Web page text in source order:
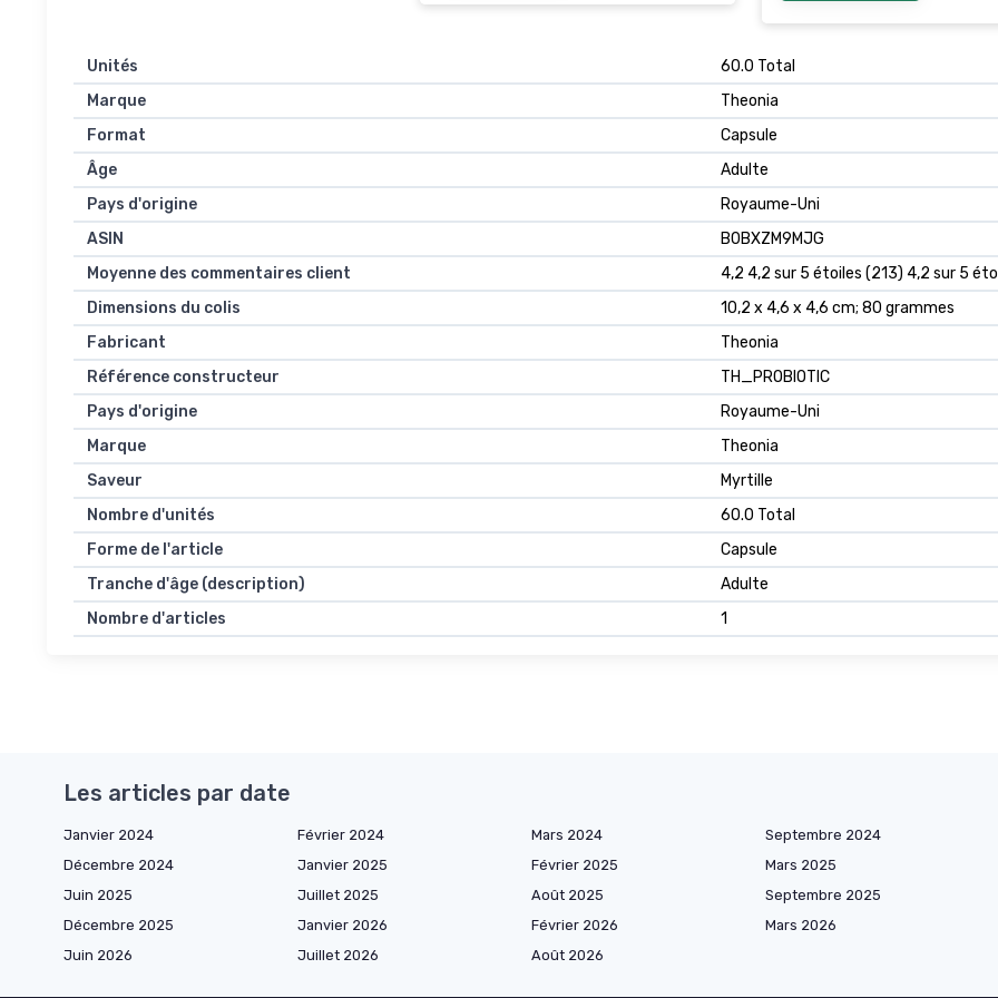
Unités
‎60.0 Total
Marque
‎Theonia
Format
‎Capsule
Âge
‎Adulte
Pays d'origine
‎Royaume-Uni
ASIN
B0BXZM9MJG
Moyenne des commentaires client
4,2 4,2 sur 5 étoiles (213) 4,2 sur 5
Dimensions du colis
10,2 x 4,6 x 4,6 cm; 80 grammes
Fabricant
Theonia
Référence constructeur
TH_PROBIOTIC
Pays d'origine
Royaume-Uni
Marque
Theonia
Saveur
Myrtille
Nombre d'unités
60.0 Total
Forme de l'article
Capsule
Tranche d'âge (description)
Adulte
Nombre d'articles
1
Les articles par date
Janvier 2024 Février 2024 Mars 2024
Septembre 2024
Décembre 2024
Janvier 2025 Février 2025
Mars 2025
Juin 2025
Juillet 2025 Août 2025
Septembre 2025
Décembre 2025
Janvier 2026 Février 2026
Mars 2026
Juin 2026
Juillet 2026 Août 2026